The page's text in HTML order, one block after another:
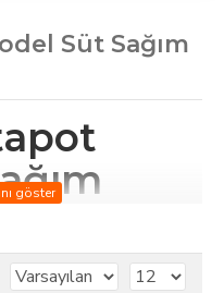
Süt Sağım